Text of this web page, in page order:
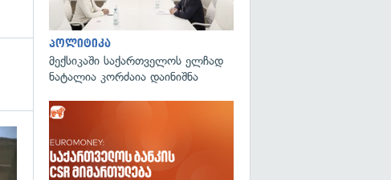
გადახედვა
პოლიტიკა
მექსიკაში საქართველოს ელჩად
ნატალია კორძაია დაინიშნა